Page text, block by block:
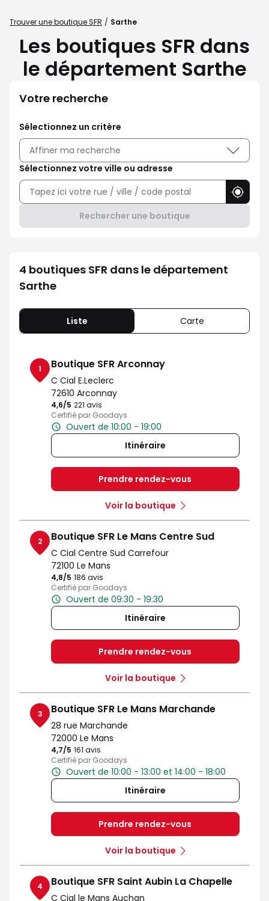
Trouver une boutique SFR Sarthe
Les boutiques SFR dans
le département Sarthe
Votre recherche
Sélectionnez un critère
Affiner ma recherche
Sélectionnez votre ville ou adresse
Rechercher une boutique
4 boutiques SFR dans le département
Sarthe
Liste Carte
1 Boutique SFR Arconnay
C Cial E.Leclerc
72610 Arconnay
4,6/5 Note de 4.6 sur 5
221 avis
Certifié par Goodays
Ouvert de 10:00 - 19:00
Itinéraire
Prendre rendez-vous
Voir la boutique
2 Boutique SFR Le Mans Centre Sud
C Cial Centre Sud Carrefour
72100 Le Mans
4,8/5 Note de 4.8 sur 5
186 avis
Certifié par Goodays
Ouvert de 09:30 - 19:30
Itinéraire
Prendre rendez-vous
Voir la boutique
3 Boutique SFR Le Mans Marchande
28 rue Marchande
72000 Le Mans
4,7/5 Note de 4.7 sur 5
161 avis
Certifié par Goodays
Ouvert de 10:00 - 13:00 et 14:00 - 18:00
Itinéraire
Prendre rendez-vous
Voir la boutique
4 Boutique SFR Saint Aubin La Chapelle
C Cial le Mans Auchan